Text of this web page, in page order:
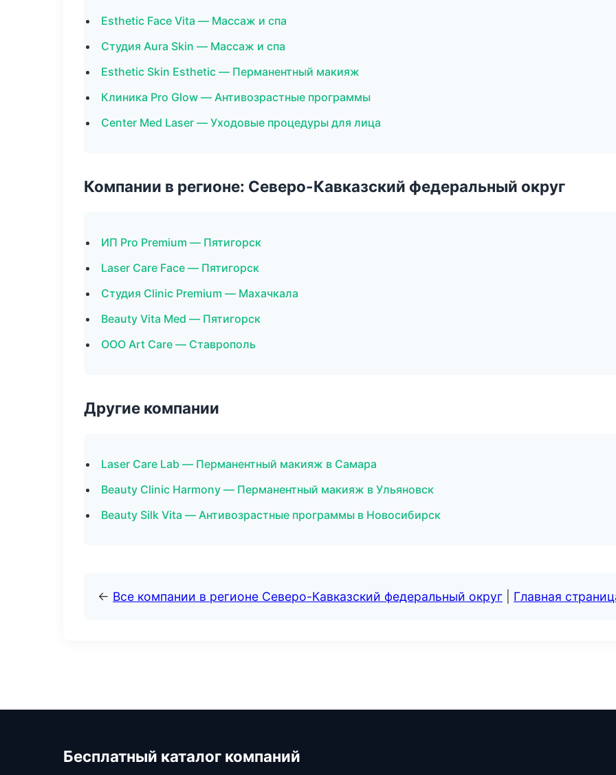
Esthetic Face Vita — Массаж и спа
Студия Aura Skin — Массаж и спа
Esthetic Skin Esthetic — Перманентный макияж
Клиника Pro Glow — Антивозрастные программы
Center Med Laser — Уходовые процедуры для лица
Компании в регионе: Северо-Кавказский федеральный округ
ИП Pro Premium — Пятигорск
Laser Care Face — Пятигорск
Студия Clinic Premium — Махачкала
Beauty Vita Med — Пятигорск
ООО Art Care — Ставрополь
Другие компании
Laser Care Lab — Перманентный макияж в Самара
Beauty Clinic Harmony — Перманентный макияж в Ульяновск
Beauty Silk Vita — Антивозрастные программы в Новосибирск
← Все компании в регионе Северо-Кавказский федеральный округ Главная
Бесплатный каталог компаний